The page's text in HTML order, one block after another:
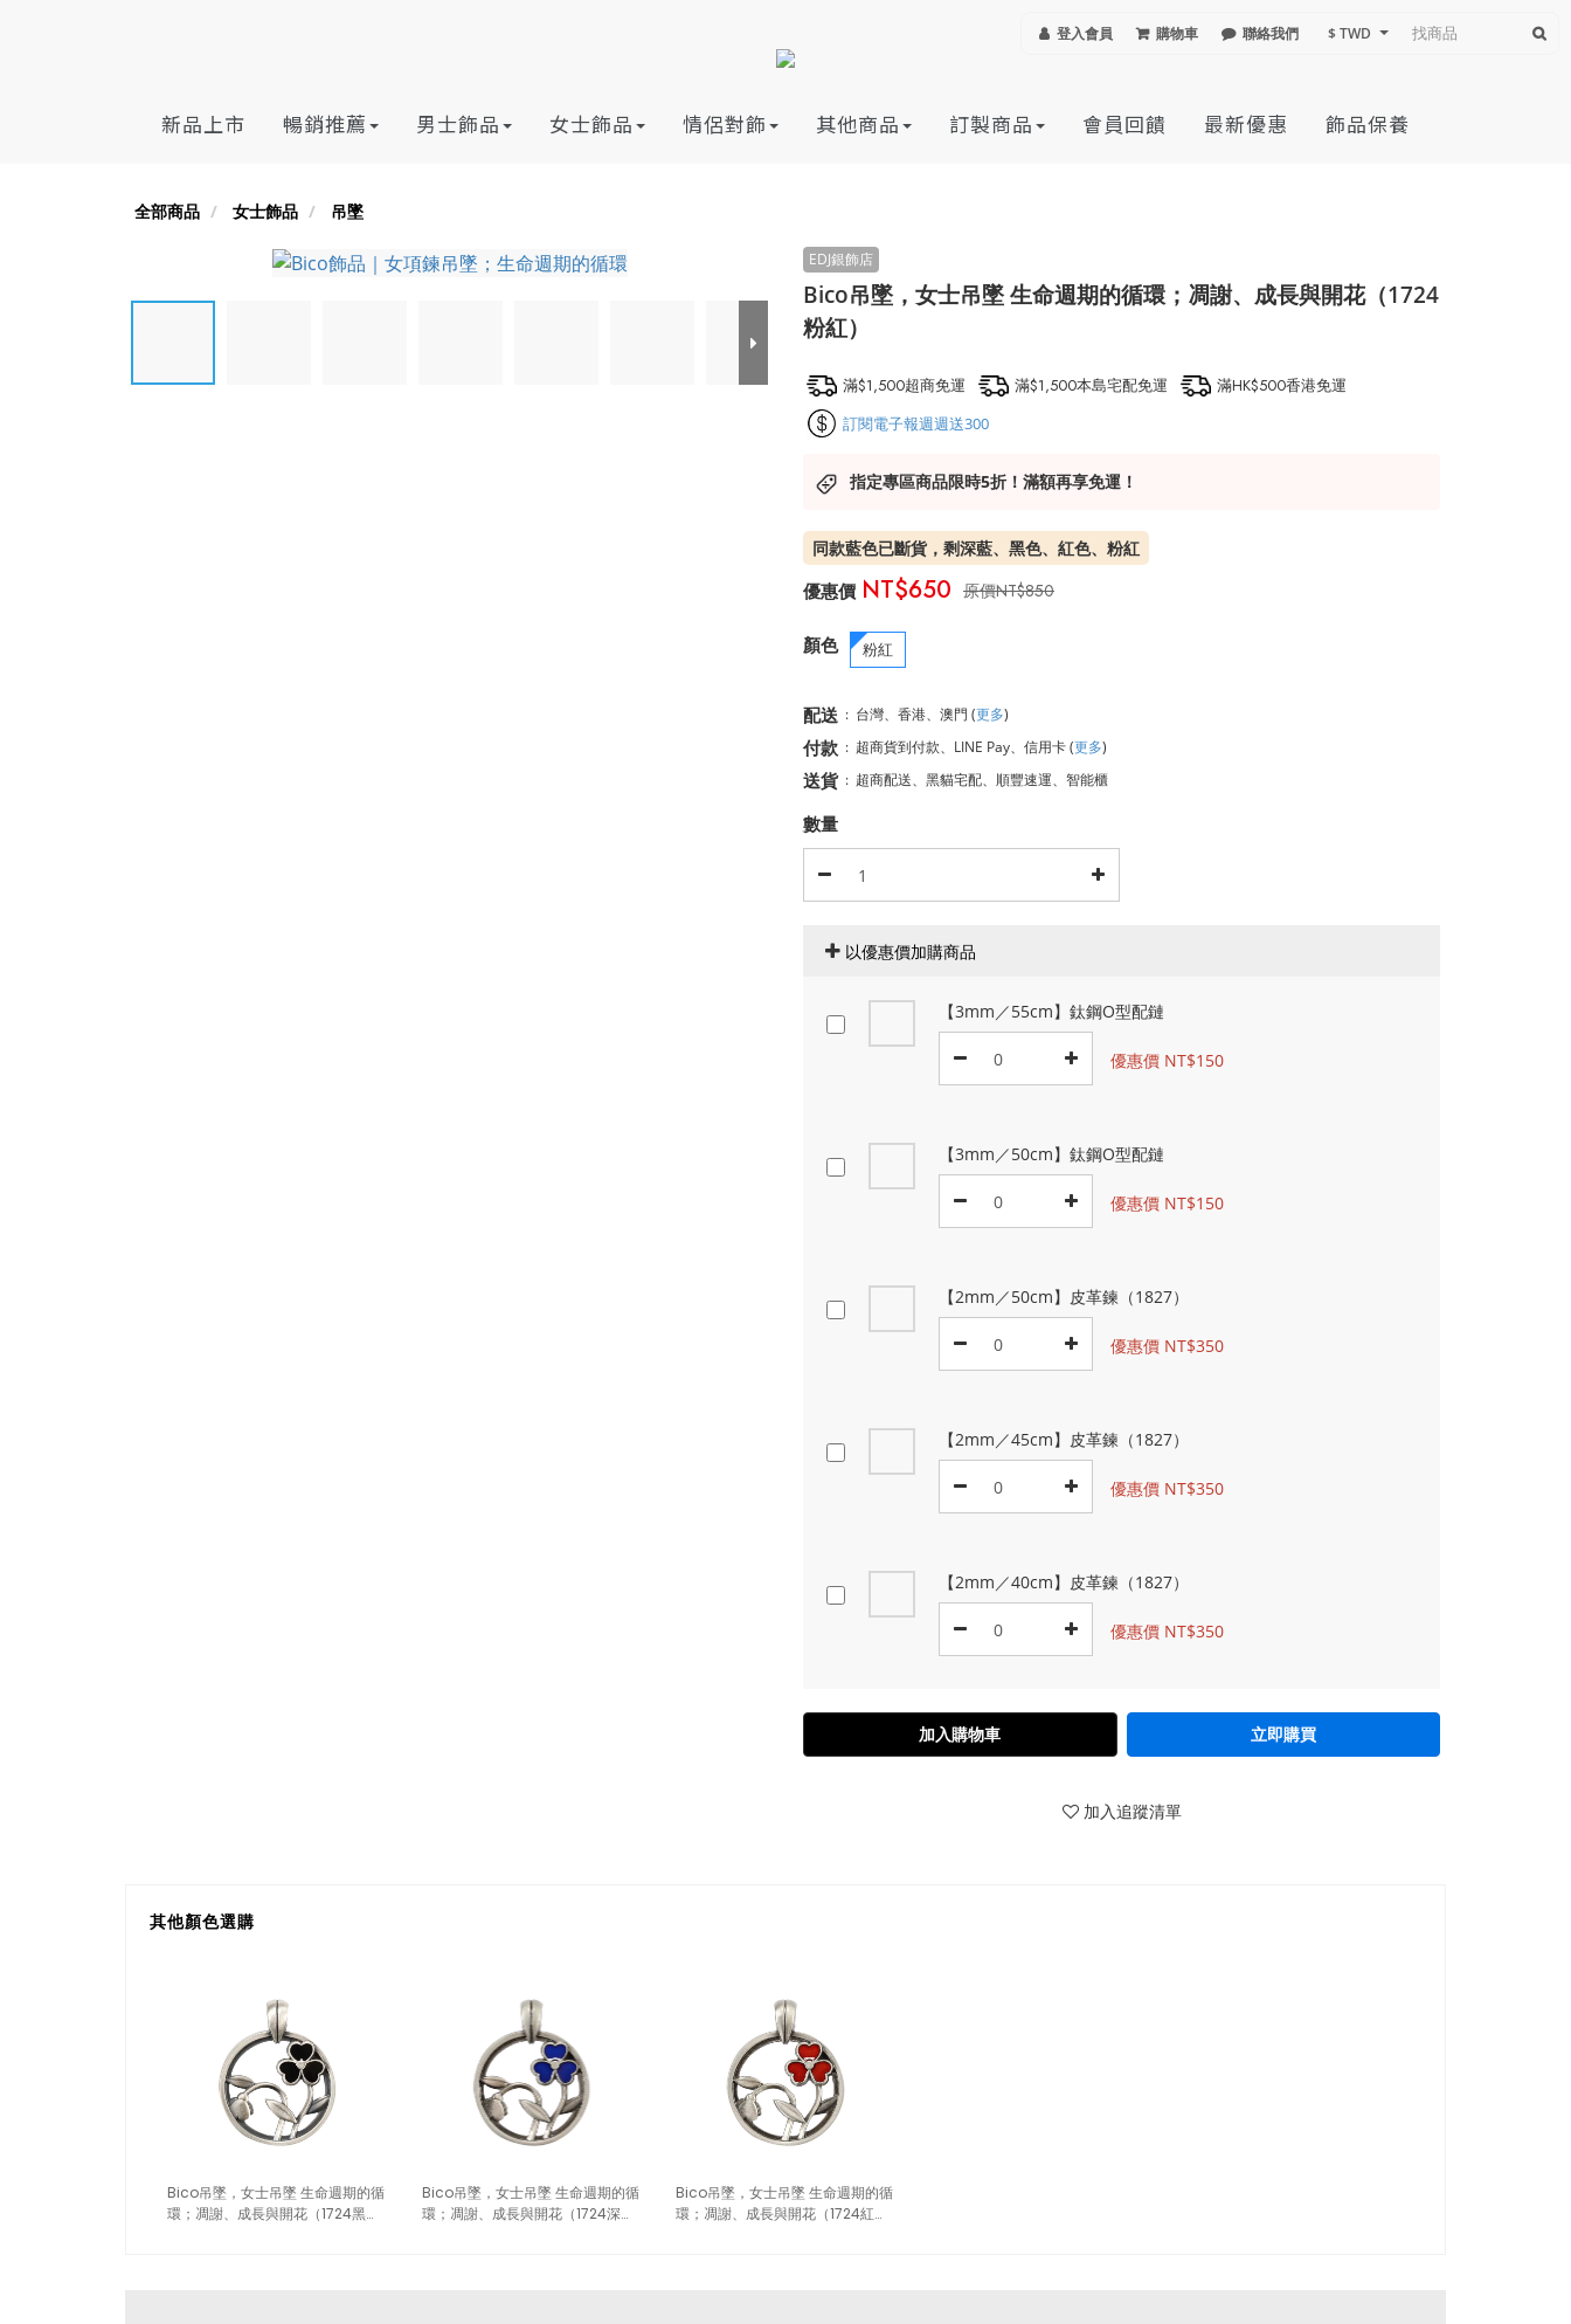
登入會員 購物車 聯絡我們 $ TWD
新品上市 暢銷推薦 男士飾品 女士飾品 情侶對飾 其他商品 訂製商品 會員回饋 最新優惠 飾品保養
全部商品 女士飾品 吊墜
Bico吊墜，女士吊墜 生命週期的循環；凋謝、成長與開花（1724
粉紅）
滿$1,500超商免運 滿$1,500本島宅配免運 滿HK$500香港免運
訂閱電子報週週送300
指定專區商品限時5折！滿額再享免運！
同款藍色已斷貨，剩深藍、黑色、紅色、粉紅
NT$850
NT$650
顏色 粉紅
配送 : 台灣、香港、澳門 (更多)
付款 : 超商貨到付款、LINE Pay、信用卡(更多)
送貨 : 超商配送、黑貓宅配、順豐速運、智能櫃
數量
以優惠價加購商品
【3mm／55cm】鈦鋼O型配鏈
優惠價 NT$150
【3mm／50cm】鈦鋼O型配鏈
優惠價 NT$150
【2mm／50cm】皮革鍊（1827）
優惠價 NT$350
【2mm／45cm】皮革鍊（1827）
優惠價 NT$350
【2mm／40cm】皮革鍊（1827）
優惠價 NT$350
加入購物車 立即購買
加入追蹤清單
其他顏色選購
Bico吊墜，女士吊墜 生命週期的循
環；凋謝、成長與開花（1724黑
Bico吊墜，女士吊墜 生命週期的循
環；凋謝、成長與開花（1724深
Bico吊墜，女士吊墜 生命週期的循
環；凋謝、成長與開花（1724紅